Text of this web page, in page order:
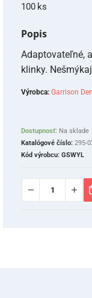
100 ks
Popis
Adaptovateľné,
klinky.
Výrobca: Garrison
Dostupnosť: Na sklade
Katalógové číslo: 295-
Kód výrobcu: GSWYL